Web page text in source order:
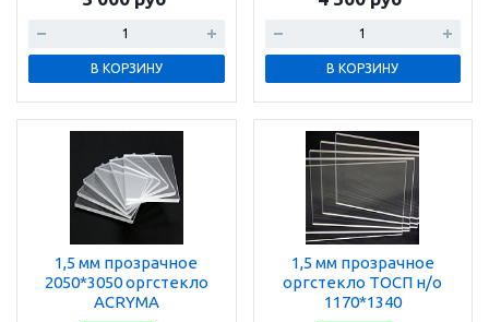
В КОРЗИНУ В КОРЗИНУ
1,5 мм прозрачное
2050*3050 оргстекло
ACRYMA
1,5 мм прозрачное
оргстекло ТОСП н/о
1170*1340